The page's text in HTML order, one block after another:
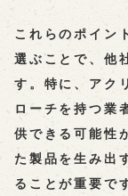
これらのポイン
選ぶことで、他
す。特に、アク
ローチを持つ業
供できる可能性
た製品を生み出
ることが重要で